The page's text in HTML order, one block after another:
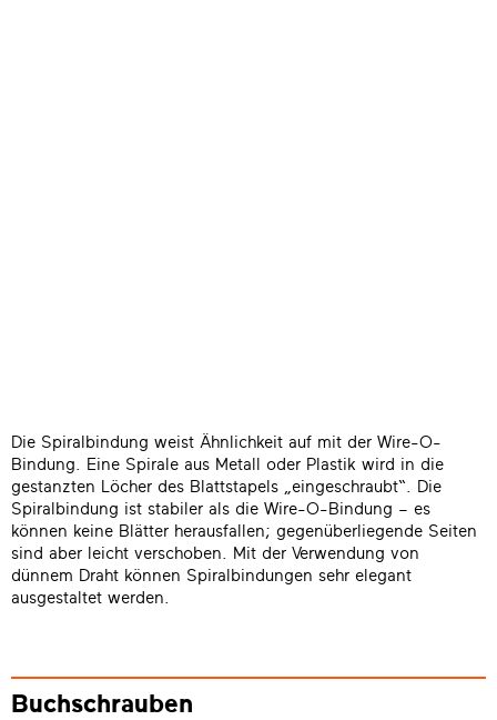
Die Spiralbindung weist Ähnlichkeit auf mit der Wire-O-
Bindung. Eine Spirale aus Metall oder Plastik wird in die
gestanzten Löcher des Blattstapels „eingeschraubt“. Die
Spiralbindung ist stabiler als die Wire-O-Bindung – es
können keine Blätter herausfallen; gegenüberliegende Seiten
sind aber leicht verschoben. Mit der Verwendung von
dünnem Draht können Spiralbindungen sehr elegant
ausgestaltet werden.
Buchschrauben